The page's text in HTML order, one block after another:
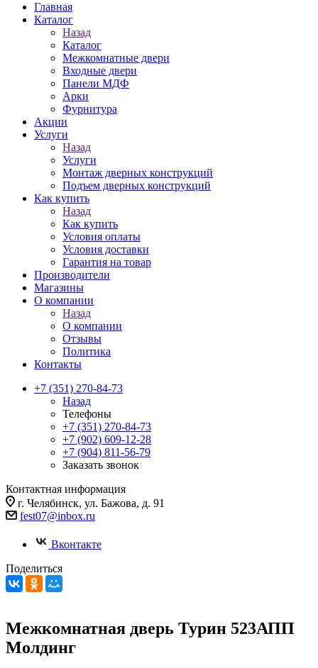
Главная
Каталог
Назад
Каталог
Межкомнатные двери
Входные двери
Панели МДФ
Арки
Фурнитура
Акции
Услуги
Назад
Услуги
Монтаж дверных конструкций
Подъем дверных конструкций
Как купить
Назад
Как купить
Условия оплаты
Условия доставки
Гарантия на товар
Производители
Магазины
О компании
Назад
О компании
Отзывы
Политика
Контакты
+7 (351) 270-84-73
Назад
Телефоны
+7 (351) 270-84-73
+7 (902) 609-12-28
+7 (904) 811-56-79
Заказать звонок
Контактная информация
г. Челябинск, ул. Бажова, д. 91
fest07@inbox.ru
Вконтакте
Поделиться
Межкомнатная дверь Турин 523АПП
Молдинг